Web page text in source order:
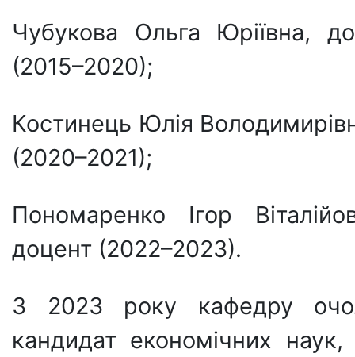
Чубукова Ольга Юріївна,
(2015–2020);
Костинець Юлія
(2020–2021);
Пономаренко Ігор
доцент (2022–2023).
З 2023 року кафедру
кандидат економічних наук,